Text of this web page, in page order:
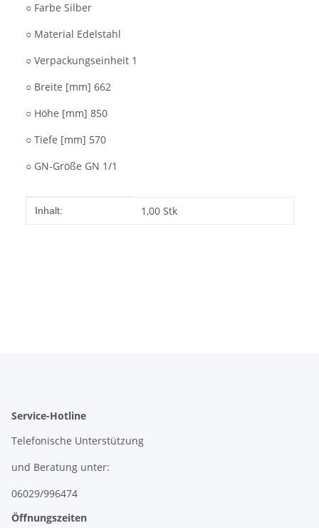
○ Farbe Silber
○ Material Edelstahl
○ Verpackungseinheit 1
○ Breite [mm] 662
○ Höhe [mm] 850
○ Tiefe [mm] 570
○ GN-Größe GN 1/1
Produkteigenschaft
Wert
Inhalt: 1,00 Stk
Service-Hotline
Telefonische Unterstützung
und Beratung unter:
06029/996474
Öffnungszeiten